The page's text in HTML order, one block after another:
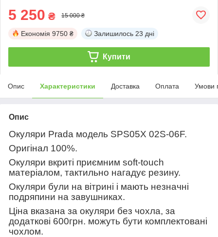
5 250 ₴ 15 000 ₴
Економія 9750 ₴ Залишилось 23 дні
Купити
Опис Характеристики Доставка Оплата Умови
Опис
Окуляри Prada модель SPS05X 02S-06F.
Оригінал 100%.
Окуляри вкриті приємним soft-touch
матеріалом, тактильно нагадує резину.
Окуляри були на вітрині і мають незначні
подряпини на завушниках.
Ціна вказана за окуляри без чохла, за
додаткові 600грн. можуть бути комплектовані
чохлом.